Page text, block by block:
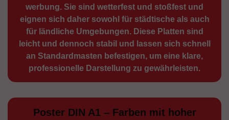
werbung. Sie sind wetterfest und stoßfest und
eignen sich daher sowohl für städtische als auch
für ländliche Umge­bungen. Diese Platten sind
leicht und dennoch stabil und lassen sich schnell
an Standard­masten befestigen, um eine klare,
professionelle Darstellung zu gewährleisten.
Poster DIN A1 – Farben mit hoher